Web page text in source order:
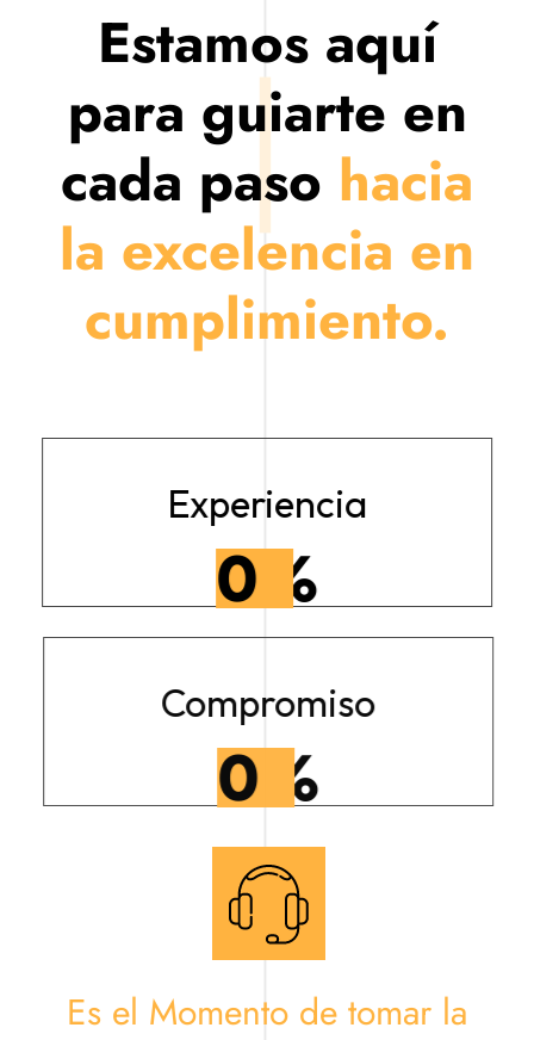
Estamos aquí
para guiarte en
cada paso hacia
la excelencia en
cumplimiento.
Es el Momento de tomar la
Experiencia
0%
Compromiso
0%